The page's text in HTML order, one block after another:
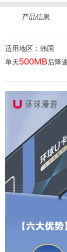
产品信息
适用地区：韩国
单天500MB后降